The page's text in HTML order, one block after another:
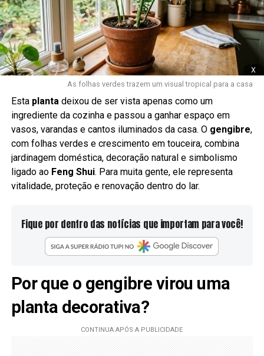
x
As folhas verdes trazem um visual tropical para a casa
Esta plantadeixou de ser vista apenas como um
ingrediente da cozinha e passou a ganhar espaço em
vasos, varandas e cantos iluminados da casa. O gengibre,
com folhas verdes e crescimento em touceira, combina
jardinagem doméstica, decoração natural e simbolismo
ligado ao Feng Shui. Para muita gente, ele representa
vitalidade, proteção e renovação dentro do lar.
Fique por dentro das notícias que importam para você!
Por que o gengibre virou uma
planta decorativa?